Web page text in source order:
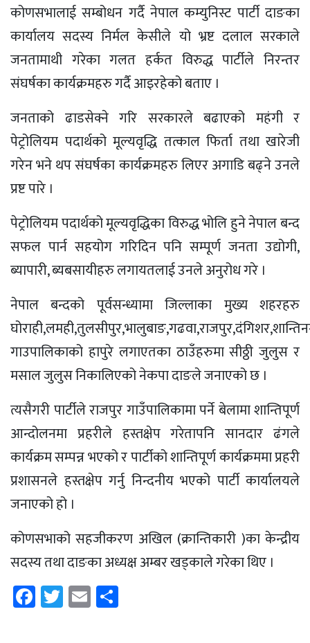
कोणसभालाई सम्बोधन गर्दै नेपाल कम्युनिस्ट पार्टी दाङका
कार्यालय सदस्य निर्मल केसीले यो भ्रष्ट दलाल सरकाले
जनतामाथी गरेका गलत हर्कत विरुद्ध पार्टीले निरन्तर
संघर्षका कार्यक्रमहरु गर्दै आइरहेको बताए ।
जनताको ढाडसेक्ने गरि सरकारले बढाएको महंगी र
पेट्रोलियम पदार्थको मूल्यवृद्धि तत्काल फिर्ता तथा खारेजी
गरेन भने थप संघर्षका कार्यक्रमहरु लिएर अगाडि बढ्ने उनले
प्रष्ट पारे ।
पेट्रोलियम पदार्थको मूल्यवृद्धिका विरुद्ध भोलि हुने नेपाल बन्द
सफल पार्न सहयोग गरिदिन पनि सम्पूर्ण जनता उद्योगी,
ब्यापारी, ब्यबसायीहरु लगायतलाई उनले अनुरोध गरे ।
नेपाल बन्दको पूर्वसन्ध्यामा जिल्लाका मुख्य शहरहरु
गाउपालिकाको हापुरे लगाएतका ठाउँहरुमा सीठ्ठी जुलुस र
मसाल जुलुस निकालिएको नेकपा दाङले जनाएको छ ।
त्यसैगरी पार्टीले राजपुर गाउँपालिकामा पर्ने बेलामा शान्तिपूर्ण
आन्दोलनमा प्रहरीले हस्तक्षेप गरेतापनि सानदार ढंगले
कार्यक्रम सम्पन्न भएको र पार्टीको शान्तिपूर्ण कार्यक्रममा प्रहरी
प्रशासनले हस्तक्षेप गर्नु निन्दनीय भएको पार्टी कार्यालयले
जनाएको हो ।
कोणसभाको सहजीकरण अखिल (क्रान्तिकारी )का केन्द्रीय
सदस्य तथा दाङका अध्यक्ष अम्बर खड्काले गरेका थिए ।
Facebook
Twitter
Email